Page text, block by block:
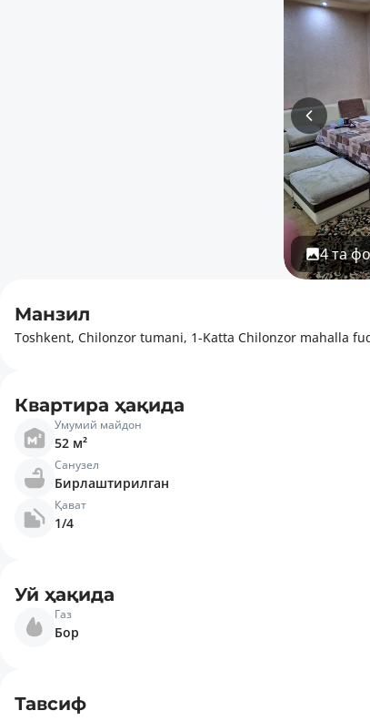
4 та
Манзил
Toshkent, Chilonzor tumani, 1-Katta Chilonzor mahalla
Квартира ҳақида
Умумий майдон
52 м²
Санузел
Бирлаштирилган
Қават
1/4
Уй ҳақида
Газ
Бор
Тавсиф